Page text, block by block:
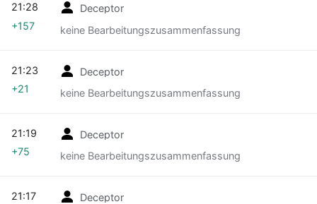
Deceptor
keine Bearbeitungszusammenfassung
21:28
+157
Deceptor
keine Bearbeitungszusammenfassung
21:23
+21
Deceptor
keine Bearbeitungszusammenfassung
21:19
+75
Deceptor
21:17